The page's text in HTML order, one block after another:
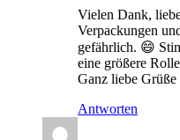
Vielen Dank,
Verpackungen
gefährlich. 😄
eine größere
Ganz liebe Grüße
Antworten